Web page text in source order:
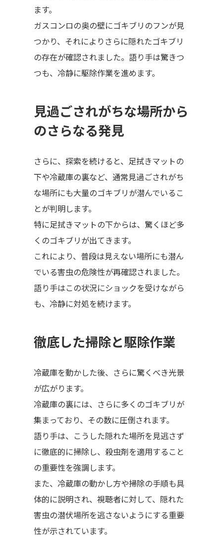
ます。
ガスコンロの奥の壁にゴキブリのフンが見
つかり、それによりさらに隠れたゴキブリ
の存在が確認されました。語り手は驚きつ
つも、冷静に駆除作業を進めます。
見過ごされがちな場所から
のさらなる発見
さらに、探索を続けると、足拭きマットの
下や冷蔵庫の裏など、通常見過ごされがち
な場所にも大量のゴキブリが潜んでいるこ
とが判明します。
特に足拭きマットの下からは、驚くほど多
くのゴキブリが出てきます。
これにより、普段は見えない場所にも潜ん
でいる害虫の危険性が再確認されました。
語り手はこの状況にショックを受けながら
も、冷静に対処を続けます。
徹底した掃除と駆除作業
冷蔵庫を動かした後、さらに驚くべき光景
が広がります。
冷蔵庫の裏には、さらに多くのゴキブリが
集まっており、その数に圧倒されます。
語り手は、こうした隠れた場所を見逃さず
に徹底的に掃除し、殺虫剤を適用すること
の重要性を強調します。
また、冷蔵庫の動かし方や掃除の手順も具
体的に説明され、視聴者に対して、隠れた
害虫の潜伏場所を逃さないようにする重要
性が示されています。